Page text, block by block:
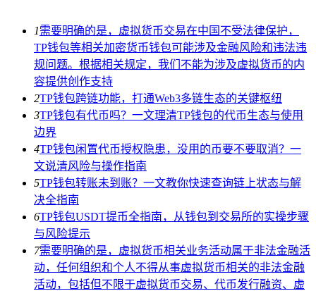
1需要明确的是，虚拟货币交易在中国不受法律保护，
TP钱包等相关加密货币钱包可能涉及金融风险和违法违
规问题。根据相关规定，我们不能为涉及虚拟货币的内
容提供创作支持
2TP钱包跨链功能，打通Web3多链生态的关键枢纽
3TP钱包有代币吗？一文理清TP钱包的代币生态与使用
边界
4TP钱包闲置代币授权隐患，没用的币要不要取消？一
文说清风险与操作指南
5TP钱包转账未到账？一文教你快速查询链上状态与解
决全指南
6TP钱包USDT提币全指南，从钱包到交易所的实操步骤
与风险提示
7需要明确的是，虚拟货币相关业务活动属于非法金融活
动，任何组织和个人不得从事虚拟货币相关的非法金融
活动，包括但不限于虚拟货币交易、代币发行融资、虚